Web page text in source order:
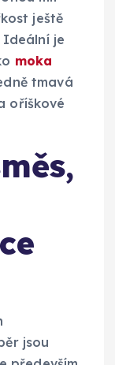
ještě
Ideální je
moka
tmavá
oříškové
jsou